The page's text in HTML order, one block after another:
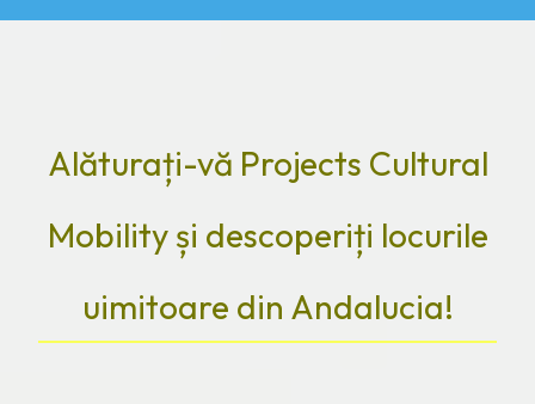
Alăturați-vă Projects Cultural
Mobility și descoperiți locurile
uimitoare din Andalucia!